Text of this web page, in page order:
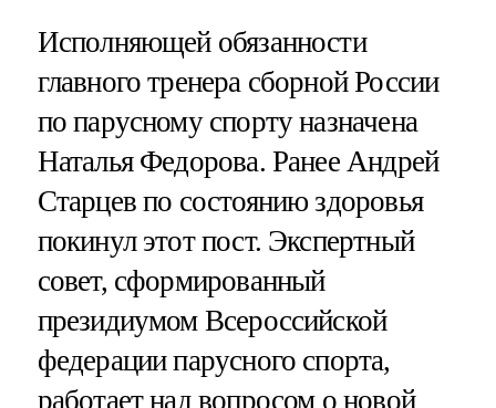
Исполняющей обязанности
главного тренера сборной России
по парусному спорту назначена
Наталья Федорова. Ранее Андрей
Старцев по состоянию здоровья
покинул этот пост. Экспертный
совет, сформированный
президиумом Всероссийской
федерации парусного спорта,
работает над вопросом о новой